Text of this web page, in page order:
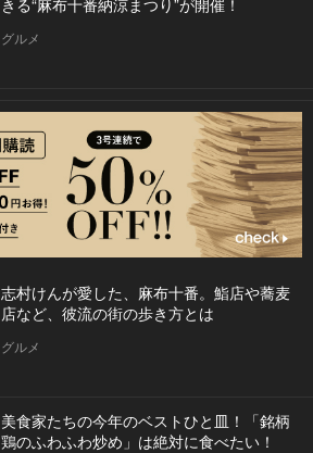
きる“麻布十番納涼まつり”が開催！
グルメ
志村けんが愛した、麻布十番。鮨店や蕎麦
店など、彼流の街の歩き方とは
グルメ
美食家たちの今年のベストひと皿！「銘柄
鶏のふわふわ炒め」は絶対に食べたい！